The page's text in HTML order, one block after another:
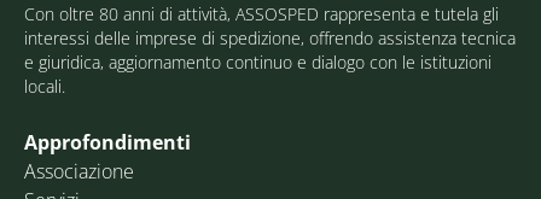
Con oltre 80 anni di attività, ASSOSPED rappresenta e tutela gli
interessi delle imprese di spedizione, offrendo assistenza tecnica
e giuridica, aggiornamento continuo e dialogo con le istituzioni
locali.
Approfondimenti
Associazione